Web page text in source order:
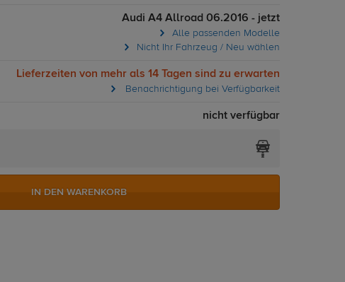
Audi A4 Allroad 06.2016 - jetzt
Alle passenden Modelle
Nicht Ihr Fahrzeug / Neu wählen
Lieferzeiten von mehr als 14 Tagen sind zu erwarten
Benachrichtigung bei Verfügbarkeit
nicht verfügbar
IN DEN WARENKORB